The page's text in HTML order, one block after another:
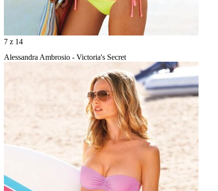
7 z 14
Alessandra Ambrosio - Victoria's Secret